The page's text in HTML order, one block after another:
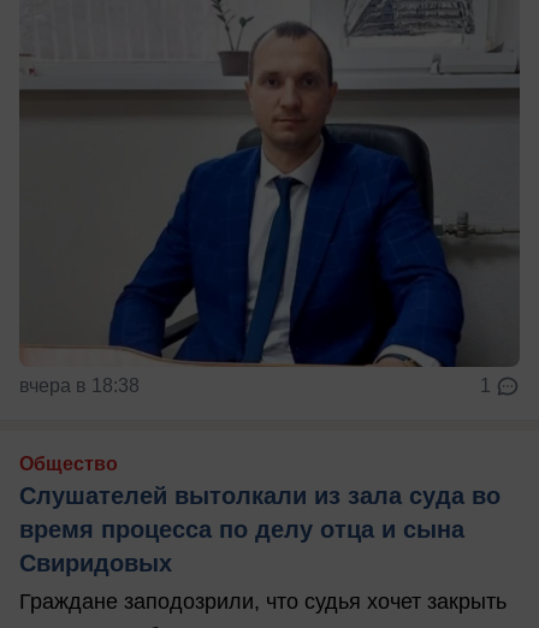
вчера в 18:38 1
Общество
Слушателей вытолкали из зала суда во
время процесса по делу отца и сына
Свиридовых
Граждане заподозрили, что судья хочет закрыть